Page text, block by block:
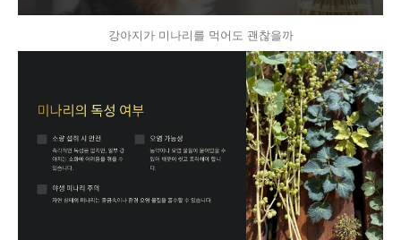
강아지가 미나리를 먹어도 괜찮을까